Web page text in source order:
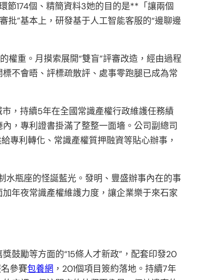
節174個、精簡資料3她的目的是**「讓兩個
批”基本上，研發基于人工智能客服的“邊聊邊
權重。月摸索展開“雙盲”評審改造，經由過程
不會晤、評標疏散評、處事零跑腿已成為常
，持續5年在全國常識產權行政維護任務績
，專利證書掛滿了整整一面墻。公司副總司
專利轉化、常識產權質押融資等貼心辦事，
水瓶座的怪誕藍光。發明、豐盛辦事內在的事
年夜常識產權維護力度，讓企業樂于來石家
鼓勵等方面的“15條人才新政”，配套印發20
參賽包養網 ，201個項目簽約落地。持續7年